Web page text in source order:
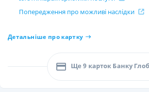
Попередження про можливі наслідки
Детальніше про картку
Ще 9 карток Банку